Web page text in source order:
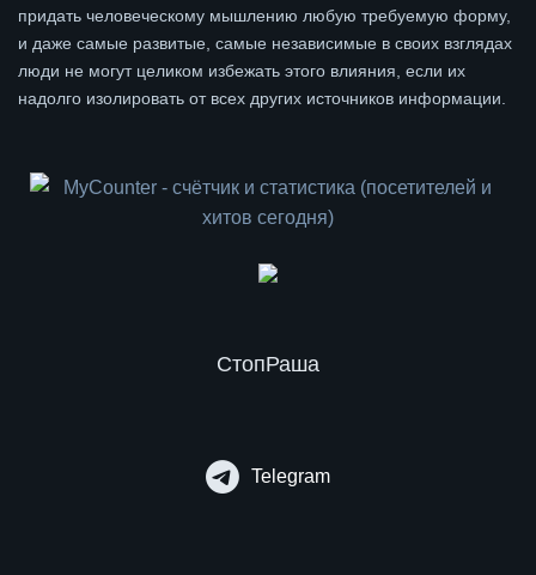
придать человеческому мышлению любую требуемую форму,
и даже самые развитые, самые независимые в своих взглядах
люди не могут целиком избежать этого влияния, если их
надолго изолировать от всех других источников информации.
СтопРаша
Telegram